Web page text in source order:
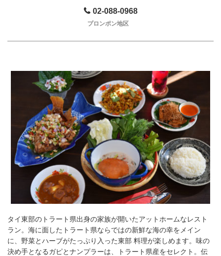
02-088-0968
プロンポン地区
タイ東部のトラート県出身の家族が開いたアットホームなレスト
ラン。海に面したトラート県ならではの新鮮な海の幸をメイン
に、野菜とハーブがたっぷり入った東部 料理が楽しめます。味の
決め手となるガピとナンプラーは、トラート県産をセレクト。伝